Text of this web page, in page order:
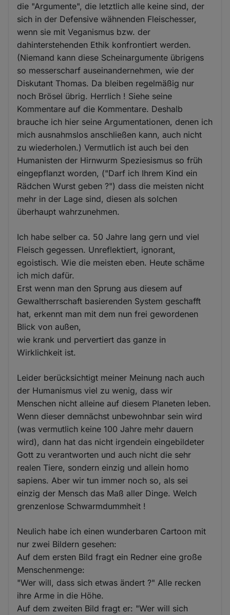
die "Argumente", die letztlich alle keine sind, der
sich in der Defensive wähnenden Fleischesser,
wenn sie mit Veganismus bzw. der
dahinterstehenden Ethik konfrontiert werden.
(Niemand kann diese Scheinargumente übrigens
so messerscharf auseinandernehmen, wie der
Diskutant Thomas. Da bleiben regelmäßig nur
noch Brösel übrig. Herrlich ! Siehe seine
Kommentare auf die Kommentare. Deshalb
brauche ich hier seine Argumentationen, denen ich
mich ausnahmslos anschließen kann, auch nicht
zu wiederholen.) Vermutlich ist auch bei den
Humanisten der Hirnwurm Speziesismus so früh
eingepflanzt worden, ("Darf ich Ihrem Kind ein
Rädchen Wurst geben ?") dass die meisten nicht
mehr in der Lage sind, diesen als solchen
überhaupt wahrzunehmen.
Ich habe selber ca. 50 Jahre lang gern und viel
Fleisch gegessen. Unreflektiert, ignorant,
egoistisch. Wie die meisten eben. Heute schäme
ich mich dafür.
Erst wenn man den Sprung aus diesem auf
Gewaltherrschaft basierenden System geschafft
hat, erkennt man mit dem nun frei gewordenen
Blick von außen,
wie krank und pervertiert das ganze in
Wirklichkeit ist.
Leider berücksichtigt meiner Meinung nach auch
der Humanismus viel zu wenig, dass wir
Menschen nicht alleine auf diesem Planeten leben.
Wenn dieser demnächst unbewohnbar sein wird
(was vermutlich keine 100 Jahre mehr dauern
wird), dann hat das nicht irgendein eingebildeter
Gott zu verantworten und auch nicht die sehr
realen Tiere, sondern einzig und allein homo
sapiens. Aber wir tun immer noch so, als sei
einzig der Mensch das Maß aller Dinge. Welch
grenzenlose Schwarmdummheit !
Neulich habe ich einen wunderbaren Cartoon mit
nur zwei Bildern gesehen:
Auf dem ersten Bild fragt ein Redner eine große
Menschenmenge:
"Wer will, dass sich etwas ändert ?" Alle recken
ihre Arme in die Höhe.
Auf dem zweiten Bild fragt er: "Wer will sich